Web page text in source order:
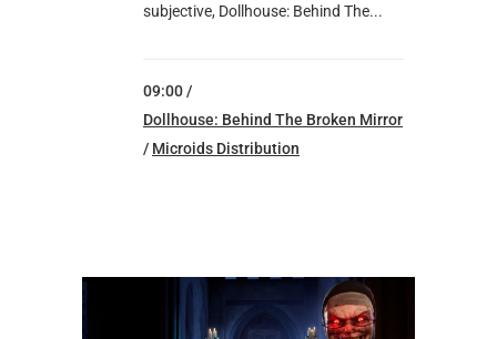
subjective, Dollhouse: Behind The...
09:00 /
Dollhouse: Behind The Broken Mirror
/ Microids Distribution